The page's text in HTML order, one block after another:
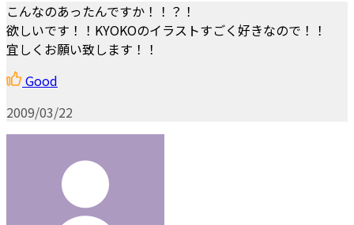
こんなのあったんですか！！？！
欲しいです！！KYOKOのイラストすごく好きなので！！
宜しくお願い致します！！
Good
2009/03/22